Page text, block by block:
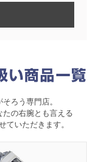
ろう専門店。
の右腕とも言える
ていただきます。